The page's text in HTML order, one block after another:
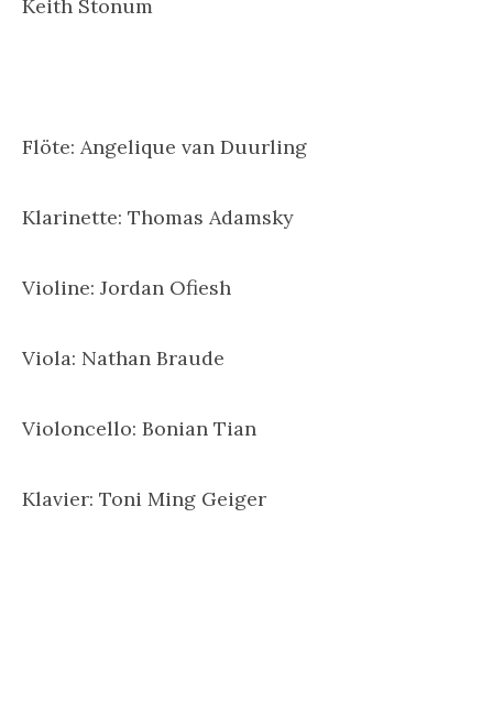
Keith Stonum
Flöte: Angelique van Duurling
Klarinette: Thomas Adamsky
Violine: Jordan Ofiesh
Viola: Nathan Braude
Violoncello: Bonian Tian
Klavier: Toni Ming Geiger